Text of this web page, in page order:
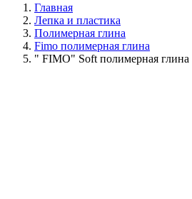
Главная
Лепка и пластика
Полимерная глина
Fimo полимерная глина
" FIMO" Soft полимерная